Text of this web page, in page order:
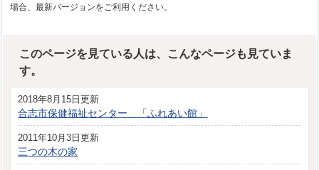
場合、最新バージョンをご利用ください。
このページを見ている人は、こんなページも見ていま
す。
2018年8月15日更新
合志市保健福祉センター 「ふれあい館」
2011年10月3日更新
三つの木の家